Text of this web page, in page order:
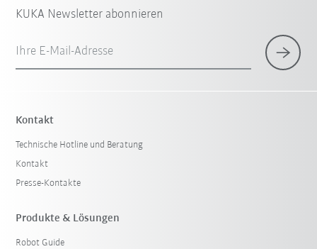
KUKA Newsletter abonnieren
Ihre E-Mail-Adresse
Kontakt
Technische Hotline und Beratung
Kontakt
Presse-Kontakte
Produkte & Lösungen
Robot Guide